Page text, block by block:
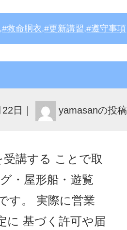
, 救命胴衣, 更新講習, 遵守事項
日 yamasanの投稿
講する ことで取
・屋形船・遊覧
す。 実際に営業
に 基づく許可や届